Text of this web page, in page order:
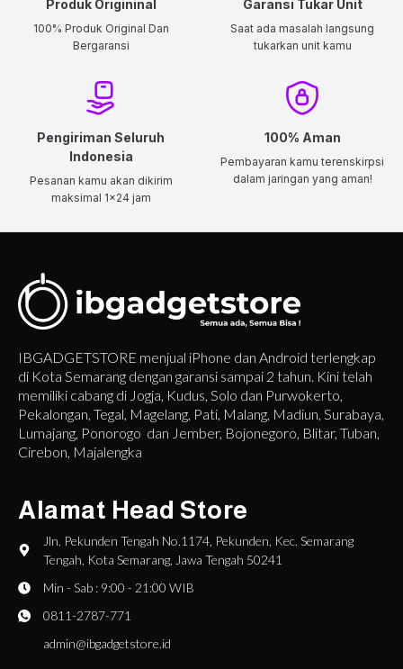
Produk Origininal
100% Produk Original Dan
Bergaransi
Garansi Tukar Unit
Saat ada masalah langsung
tukarkan unit kamu
Pengiriman Seluruh
Indonesia
Pesanan kamu akan dikirim
maksimal 1x24 jam
100% Aman
Pembayaran kamu terenskirpsi
dalam jaringan yang aman!
IBGADGETSTORE menjual iPhone dan Android terlengkap
di Kota Semarang dengan garansi sampai 2 tahun. Kini telah
memiliki cabang di Jogja, Kudus, Solo dan Purwokerto,
Pekalongan, Tegal, Magelang, Pati, Malang, Madiun, Surabaya,
Lumajang, Ponorogo dan Jember, Bojonegoro, Blitar, Tuban,
Cirebon, Majalengka
Alamat Head Store
Jln. Pekunden Tengah No.1174, Pekunden, Kec. Semarang
Tengah, Kota Semarang, Jawa Tengah 50241
Min - Sab : 9:00 - 21:00 WIB
0811-2787-771
admin@ibgadgetstore.id